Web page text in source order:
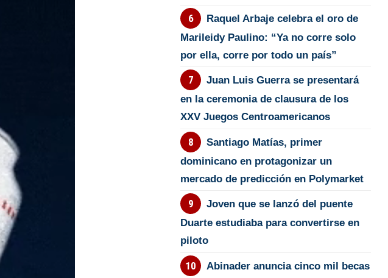
Raquel Arbaje celebra el oro de
Marileidy Paulino: “Ya no corre solo
por ella, corre por todo un país”
Juan Luis Guerra se presentará
en la ceremonia de clausura de los
XXV Juegos Centroamericanos
Santiago Matías, primer
dominicano en protagonizar un
mercado de predicción en Polymarket
Joven que se lanzó del puente
Duarte estudiaba para convertirse en
piloto
Abinader anuncia cinco mil becas